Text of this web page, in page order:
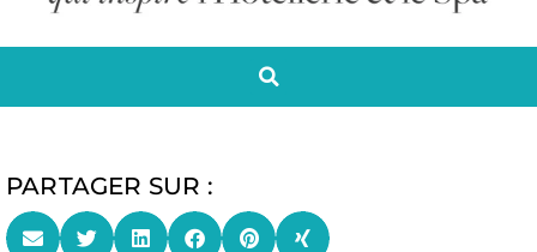
PARTAGER SUR :